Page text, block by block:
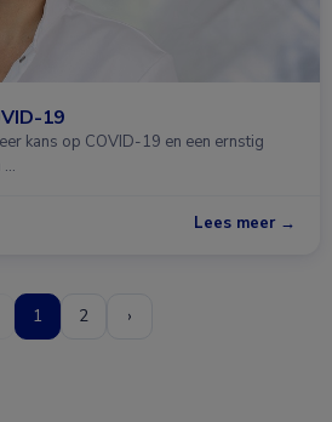
19
kans op COVID-19 en een ernstig
…
Lees meer →
1 2 ›